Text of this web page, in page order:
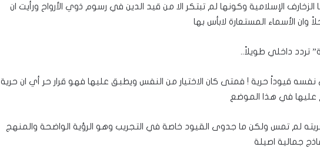
الإسلامية وكونها لم تبتكر الا من قيد الدين في رسوم ذوي الأرواح ورأيت ان
وان الأسماء المستعارة لابأس بها
تردد داخلي طويلاً..
قيوداً حرية ! فمتى كان الاختيار من النفس ويطبق عليها فهو قرار حر أي ان حرية
عليها في هذا الموضع
حريته لم تمس ولكن ما جدوى القيود خاصة في التجريب وهو الرؤية الواضحة والمنهج
جمالية اصيلة